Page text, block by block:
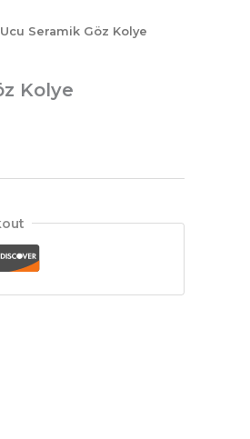
Seramik Göz Kolye
Kolye